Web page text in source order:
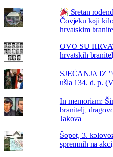
Sretan
Čovjeku koji
hrvatskim
OVO SU
hrvatskih
SJEĆANJA IZ
ušla 134. d. p.
In memoriam:
branitelj,
Jakova
Šopot, 3.
spremnih na